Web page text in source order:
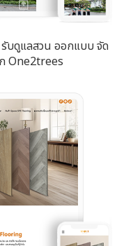
รับดูแลสวน ออกแบบ จัด
One2trees